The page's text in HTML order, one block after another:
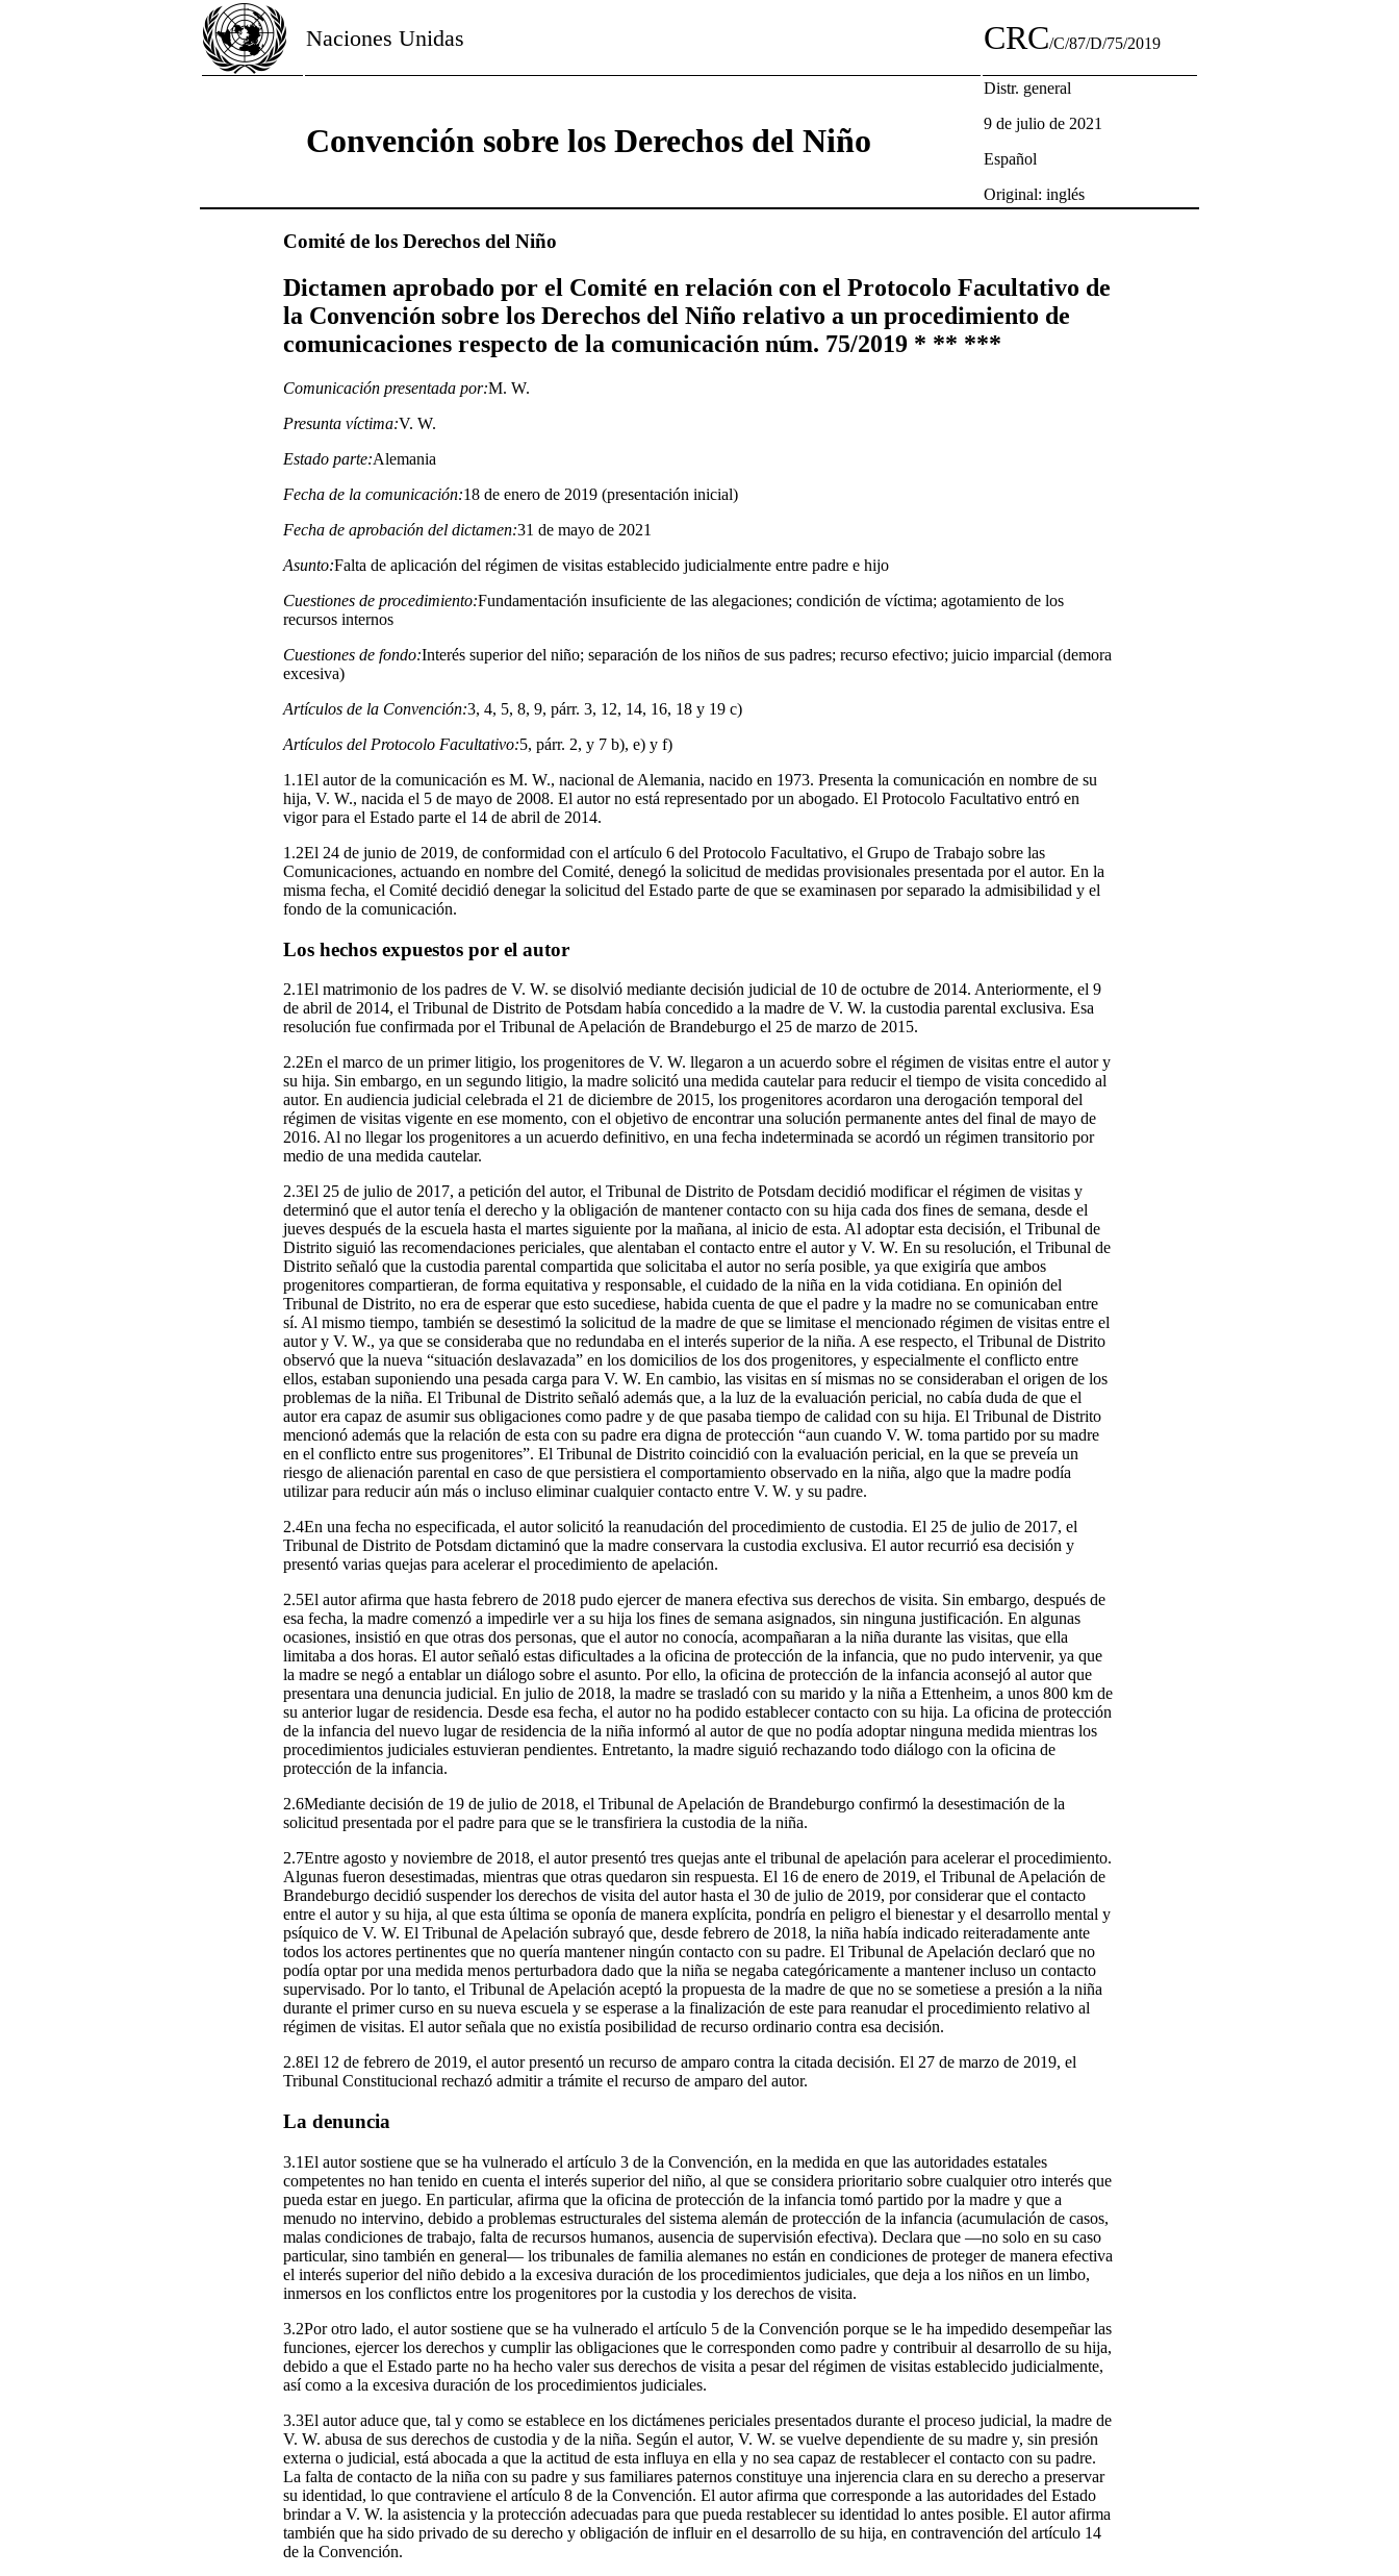
Naciones Unidas CRC/C/87/D/75/2019
Convención sobre los Derechos del Niño
Distr. general
9 de julio de 2021
Español
Original: inglés
Comité de los Derechos del Niño
Dictamen aprobado por el Comité en relación con el Protocolo Facultativo de
la Convención sobre los Derechos del Niño relativo a un procedimiento de
comunicaciones respecto de la comunicación núm. 75/2019 * ** ***
Comunicación presentada por:M. W.
Presunta víctima:V. W.
Estado parte:Alemania
Fecha de la comunicación:18 de enero de 2019 (presentación inicial)
Fecha de aprobación del dictamen:31 de mayo de 2021
Asunto:Falta de aplicación del régimen de visitas establecido judicialmente entre padre e hijo
Cuestiones de procedimiento:Fundamentación insuficiente de las alegaciones; condición de víctima; agotamiento de los
recursos internos
Cuestiones de fondo:Interés superior del niño; separación de los niños de sus padres; recurso efectivo; juicio imparcial (demora
excesiva)
Artículos de la Convención:3, 4, 5, 8, 9, párr. 3, 12, 14, 16, 18 y 19 c)
Artículos del Protocolo Facultativo:5, párr. 2, y 7 b), e) y f)
1.1El autor de la comunicación es M. W., nacional de Alemania, nacido en 1973. Presenta la comunicación en nombre de su
hija, V. W., nacida el 5 de mayo de 2008. El autor no está representado por un abogado. El Protocolo Facultativo entró en
vigor para el Estado parte el 14 de abril de 2014.
1.2El 24 de junio de 2019, de conformidad con el artículo 6 del Protocolo Facultativo, el Grupo de Trabajo sobre las
Comunicaciones, actuando en nombre del Comité, denegó la solicitud de medidas provisionales presentada por el autor. En la
misma fecha, el Comité decidió denegar la solicitud del Estado parte de que se examinasen por separado la admisibilidad y el
fondo de la comunicación.
Los hechos expuestos por el autor
2.1El matrimonio de los padres de V. W. se disolvió mediante decisión judicial de 10 de octubre de 2014. Anteriormente, el 9
de abril de 2014, el Tribunal de Distrito de Potsdam había concedido a la madre de V. W. la custodia parental exclusiva. Esa
resolución fue confirmada por el Tribunal de Apelación de Brandeburgo el 25 de marzo de 2015.
2.2En el marco de un primer litigio, los progenitores de V. W. llegaron a un acuerdo sobre el régimen de visitas entre el autor y
su hija. Sin embargo, en un segundo litigio, la madre solicitó una medida cautelar para reducir el tiempo de visita concedido al
autor. En audiencia judicial celebrada el 21 de diciembre de 2015, los progenitores acordaron una derogación temporal del
régimen de visitas vigente en ese momento, con el objetivo de encontrar una solución permanente antes del final de mayo de
2016. Al no llegar los progenitores a un acuerdo definitivo, en una fecha indeterminada se acordó un régimen transitorio por
medio de una medida cautelar.
2.3El 25 de julio de 2017, a petición del autor, el Tribunal de Distrito de Potsdam decidió modificar el régimen de visitas y
determinó que el autor tenía el derecho y la obligación de mantener contacto con su hija cada dos fines de semana, desde el
jueves después de la escuela hasta el martes siguiente por la mañana, al inicio de esta. Al adoptar esta decisión, el Tribunal de
Distrito siguió las recomendaciones periciales, que alentaban el contacto entre el autor y V. W. En su resolución, el Tribunal de
Distrito señaló que la custodia parental compartida que solicitaba el autor no sería posible, ya que exigiría que ambos
progenitores compartieran, de forma equitativa y responsable, el cuidado de la niña en la vida cotidiana. En opinión del
Tribunal de Distrito, no era de esperar que esto sucediese, habida cuenta de que el padre y la madre no se comunicaban entre
sí. Al mismo tiempo, también se desestimó la solicitud de la madre de que se limitase el mencionado régimen de visitas entre el
autor y V. W., ya que se consideraba que no redundaba en el interés superior de la niña. A ese respecto, el Tribunal de Distrito
observó que la nueva “situación deslavazada” en los domicilios de los dos progenitores, y especialmente el conflicto entre
ellos, estaban suponiendo una pesada carga para V. W. En cambio, las visitas en sí mismas no se consideraban el origen de los
problemas de la niña. El Tribunal de Distrito señaló además que, a la luz de la evaluación pericial, no cabía duda de que el
autor era capaz de asumir sus obligaciones como padre y de que pasaba tiempo de calidad con su hija. El Tribunal de Distrito
mencionó además que la relación de esta con su padre era digna de protección “aun cuando V. W. toma partido por su madre
en el conflicto entre sus progenitores”. El Tribunal de Distrito coincidió con la evaluación pericial, en la que se preveía un
riesgo de alienación parental en caso de que persistiera el comportamiento observado en la niña, algo que la madre podía
utilizar para reducir aún más o incluso eliminar cualquier contacto entre V. W. y su padre.
2.4En una fecha no especificada, el autor solicitó la reanudación del procedimiento de custodia. El 25 de julio de 2017, el
Tribunal de Distrito de Potsdam dictaminó que la madre conservara la custodia exclusiva. El autor recurrió esa decisión y
presentó varias quejas para acelerar el procedimiento de apelación.
2.5El autor afirma que hasta febrero de 2018 pudo ejercer de manera efectiva sus derechos de visita. Sin embargo, después de
esa fecha, la madre comenzó a impedirle ver a su hija los fines de semana asignados, sin ninguna justificación. En algunas
ocasiones, insistió en que otras dos personas, que el autor no conocía, acompañaran a la niña durante las visitas, que ella
limitaba a dos horas. El autor señaló estas dificultades a la oficina de protección de la infancia, que no pudo intervenir, ya que
la madre se negó a entablar un diálogo sobre el asunto. Por ello, la oficina de protección de la infancia aconsejó al autor que
presentara una denuncia judicial. En julio de 2018, la madre se trasladó con su marido y la niña a Ettenheim, a unos 800 km de
su anterior lugar de residencia. Desde esa fecha, el autor no ha podido establecer contacto con su hija. La oficina de protección
de la infancia del nuevo lugar de residencia de la niña informó al autor de que no podía adoptar ninguna medida mientras los
procedimientos judiciales estuvieran pendientes. Entretanto, la madre siguió rechazando todo diálogo con la oficina de
protección de la infancia.
2.6Mediante decisión de 19 de julio de 2018, el Tribunal de Apelación de Brandeburgo confirmó la desestimación de la
solicitud presentada por el padre para que se le transfiriera la custodia de la niña.
2.7Entre agosto y noviembre de 2018, el autor presentó tres quejas ante el tribunal de apelación para acelerar el procedimiento.
Algunas fueron desestimadas, mientras que otras quedaron sin respuesta. El 16 de enero de 2019, el Tribunal de Apelación de
Brandeburgo decidió suspender los derechos de visita del autor hasta el 30 de julio de 2019, por considerar que el contacto
entre el autor y su hija, al que esta última se oponía de manera explícita, pondría en peligro el bienestar y el desarrollo mental y
psíquico de V. W. El Tribunal de Apelación subrayó que, desde febrero de 2018, la niña había indicado reiteradamente ante
todos los actores pertinentes que no quería mantener ningún contacto con su padre. El Tribunal de Apelación declaró que no
podía optar por una medida menos perturbadora dado que la niña se negaba categóricamente a mantener incluso un contacto
supervisado. Por lo tanto, el Tribunal de Apelación aceptó la propuesta de la madre de que no se sometiese a presión a la niña
durante el primer curso en su nueva escuela y se esperase a la finalización de este para reanudar el procedimiento relativo al
régimen de visitas. El autor señala que no existía posibilidad de recurso ordinario contra esa decisión.
2.8El 12 de febrero de 2019, el autor presentó un recurso de amparo contra la citada decisión. El 27 de marzo de 2019, el
Tribunal Constitucional rechazó admitir a trámite el recurso de amparo del autor.
La denuncia
3.1El autor sostiene que se ha vulnerado el artículo 3 de la Convención, en la medida en que las autoridades estatales
competentes no han tenido en cuenta el interés superior del niño, al que se considera prioritario sobre cualquier otro interés que
pueda estar en juego. En particular, afirma que la oficina de protección de la infancia tomó partido por la madre y que a
menudo no intervino, debido a problemas estructurales del sistema alemán de protección de la infancia (acumulación de casos,
malas condiciones de trabajo, falta de recursos humanos, ausencia de supervisión efectiva). Declara que —no solo en su caso
particular, sino también en general— los tribunales de familia alemanes no están en condiciones de proteger de manera efectiva
el interés superior del niño debido a la excesiva duración de los procedimientos judiciales, que deja a los niños en un limbo,
inmersos en los conflictos entre los progenitores por la custodia y los derechos de visita.
3.2Por otro lado, el autor sostiene que se ha vulnerado el artículo 5 de la Convención porque se le ha impedido desempeñar las
funciones, ejercer los derechos y cumplir las obligaciones que le corresponden como padre y contribuir al desarrollo de su hija,
debido a que el Estado parte no ha hecho valer sus derechos de visita a pesar del régimen de visitas establecido judicialmente,
así como a la excesiva duración de los procedimientos judiciales.
3.3El autor aduce que, tal y como se establece en los dictámenes periciales presentados durante el proceso judicial, la madre de
V. W. abusa de sus derechos de custodia y de la niña. Según el autor, V. W. se vuelve dependiente de su madre y, sin presión
externa o judicial, está abocada a que la actitud de esta influya en ella y no sea capaz de restablecer el contacto con su padre.
La falta de contacto de la niña con su padre y sus familiares paternos constituye una injerencia clara en su derecho a preservar
su identidad, lo que contraviene el artículo 8 de la Convención. El autor afirma que corresponde a las autoridades del Estado
brindar a V. W. la asistencia y la protección adecuadas para que pueda restablecer su identidad lo antes posible. El autor afirma
también que ha sido privado de su derecho y obligación de influir en el desarrollo de su hija, en contravención del artículo 14
de la Convención.